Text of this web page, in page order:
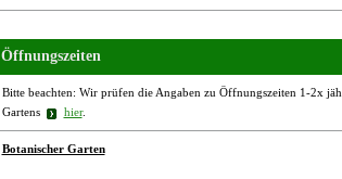
Öffnungszeiten
Bitte beachten: Wir prüfen die Angaben zu Öffnungszeiten 1-2x
Gartens
hier.
Botanischer Garten